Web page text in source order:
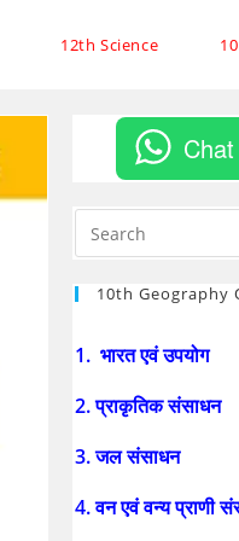
12th Science
10th Geography
1. भारत एवं उपयोग
2. प्राकृतिक संसाधन
3. जल संसाधन
4. वन एवं वन्य प्राणी